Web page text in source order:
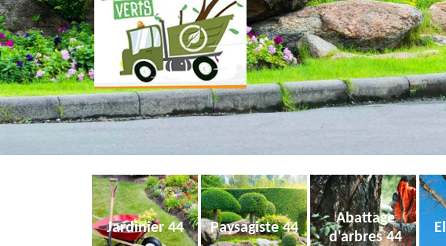
Jardinier 44 Paysagiste 44
Abattage
d'arbres 44